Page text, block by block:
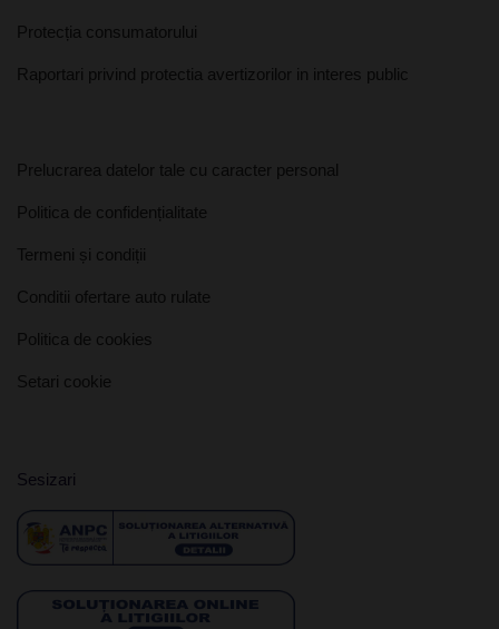
Protecția consumatorului
Raportari privind protectia avertizorilor in interes public
Prelucrarea datelor tale cu caracter personal
Politica de confidențialitate
Termeni și condiții
Conditii ofertare auto rulate
Politica de cookies
Setari cookie
Sesizari